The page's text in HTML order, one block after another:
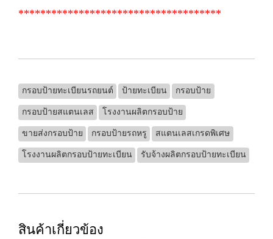
*************************************
กรอบป้ายทะเบียนรถยนต์ ป้ายทะเบียน กรอบป้าย
กรอบป้ายสแตนเลส โรงงานผลิตกรอบป้าย
ขายส่งกรอบป้าย กรอบป้ายรถหรู สแตนเลสเกรดพิเศษ
โรงงานผลิตกรอบป้ายทะเบียน รับจ้างผลิตกรอบป้ายทะเบียน
สินค้าเกี่ยวข้อง